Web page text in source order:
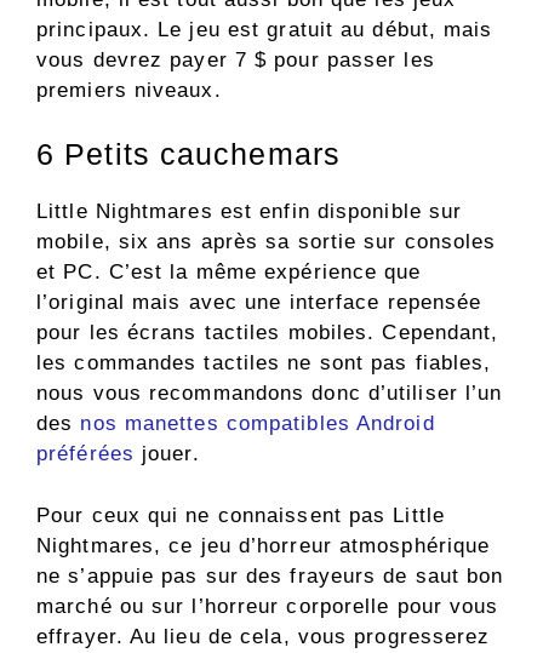
principaux. Le jeu est gratuit au début, mais
vous devrez payer 7 $ pour passer les
premiers niveaux.
6 Petits cauchemars
Little Nightmares est enfin disponible sur
mobile, six ans après sa sortie sur consoles
et PC. C’est la même expérience que
l’original mais avec une interface repensée
pour les écrans tactiles mobiles. Cependant,
les commandes tactiles ne sont pas fiables,
nous vous recommandons donc d’utiliser l’un
des nos manettes compatibles Android
préférées jouer.
Pour ceux qui ne connaissent pas Little
Nightmares, ce jeu d’horreur atmosphérique
ne s’appuie pas sur des frayeurs de saut bon
marché ou sur l’horreur corporelle pour vous
effrayer. Au lieu de cela, vous progresserez